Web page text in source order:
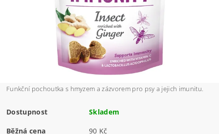
Funkční pochoutka s hmyzem a zázvorem pro psy a jejich imunitu.
Dostupnost Skladem
Běžná cena 90 Kč